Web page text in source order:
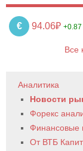
€ 94.06₽ +0.87
Все
Аналитика
Новости
Форекс
Финансовые
От ВТБ